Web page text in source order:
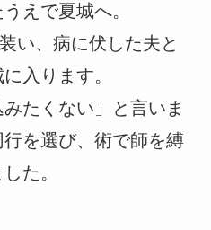
えで夏城へ。
い、病に伏した夫と
入ります。
たくない」と言いま
を選び、術で師を縛
た。